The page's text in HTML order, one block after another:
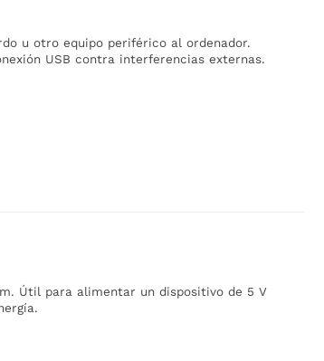
u otro equipo periférico al ordenador.
USB contra interferencias externas.
Útil para alimentar un dispositivo de 5 V